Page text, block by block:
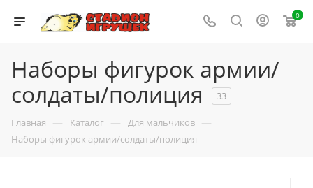
0
Наборы фигурок армии/
солдаты/полиция
33
Главная — Каталог — Для мальчиков —
Наборы фигурок армии/солдаты/полиция